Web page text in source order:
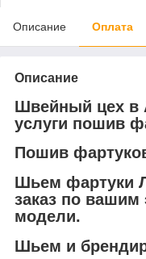
Описание Оплата
Описание
Швейный цех в
услуги пошив
Пошив
Шьем фартуки
заказ по вашим
модели.
Шьем и